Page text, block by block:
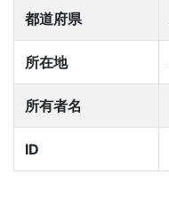
都道府県
所在地
所有者名
ID